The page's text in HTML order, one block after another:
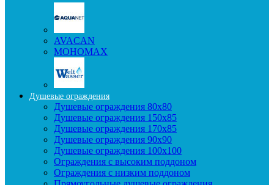
AVACAN
МОНОМАХ
Душевые ограждения
Душевые ограждения 80x80
Душевые ограждения 150x85
Душевые ограждения 170x85
Душевые ограждения 90x90
Душевые ограждения 100x100
Ограждения с высоким поддоном
Ограждения с низким поддоном